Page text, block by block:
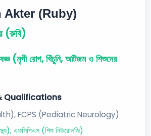
Akter (Ruby)
(রুবি)
(মৃগী রোগ, খিঁচুনি, অটিজম ও শিশুদের
Qualifications
FCPS (Pediatric Neurology)
এফসিপিএস (শিশু নিউরোলজি)